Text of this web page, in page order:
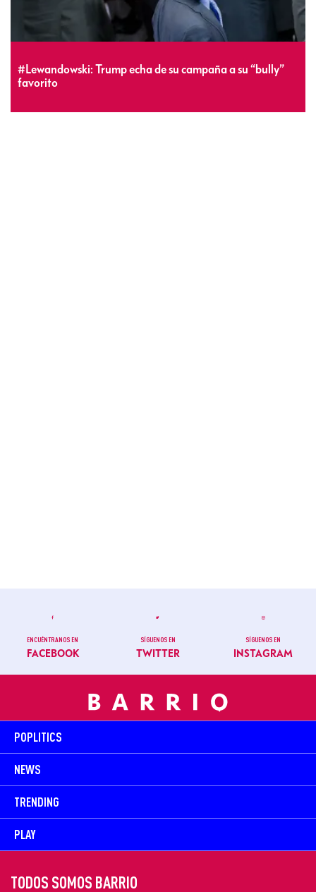
#Lewandowski: Trump echa de su campaña a su “bully”
favorito
ENCUÉNTRANOS EN
FACEBOOK
SÍGUENOS EN
TWITTER
SÍGUENOS EN
INSTAGRAM
POPLITICS
NEWS
TRENDING
PLAY
TODOS SOMOS BARRIO